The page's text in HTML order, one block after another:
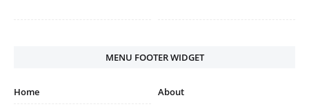
MENU FOOTER WIDGET
Home
About